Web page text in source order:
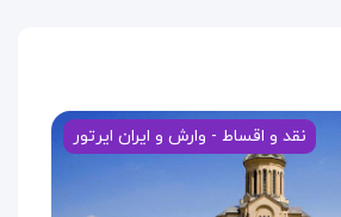
نقد و اقساط - وارش و ایران ایرتور